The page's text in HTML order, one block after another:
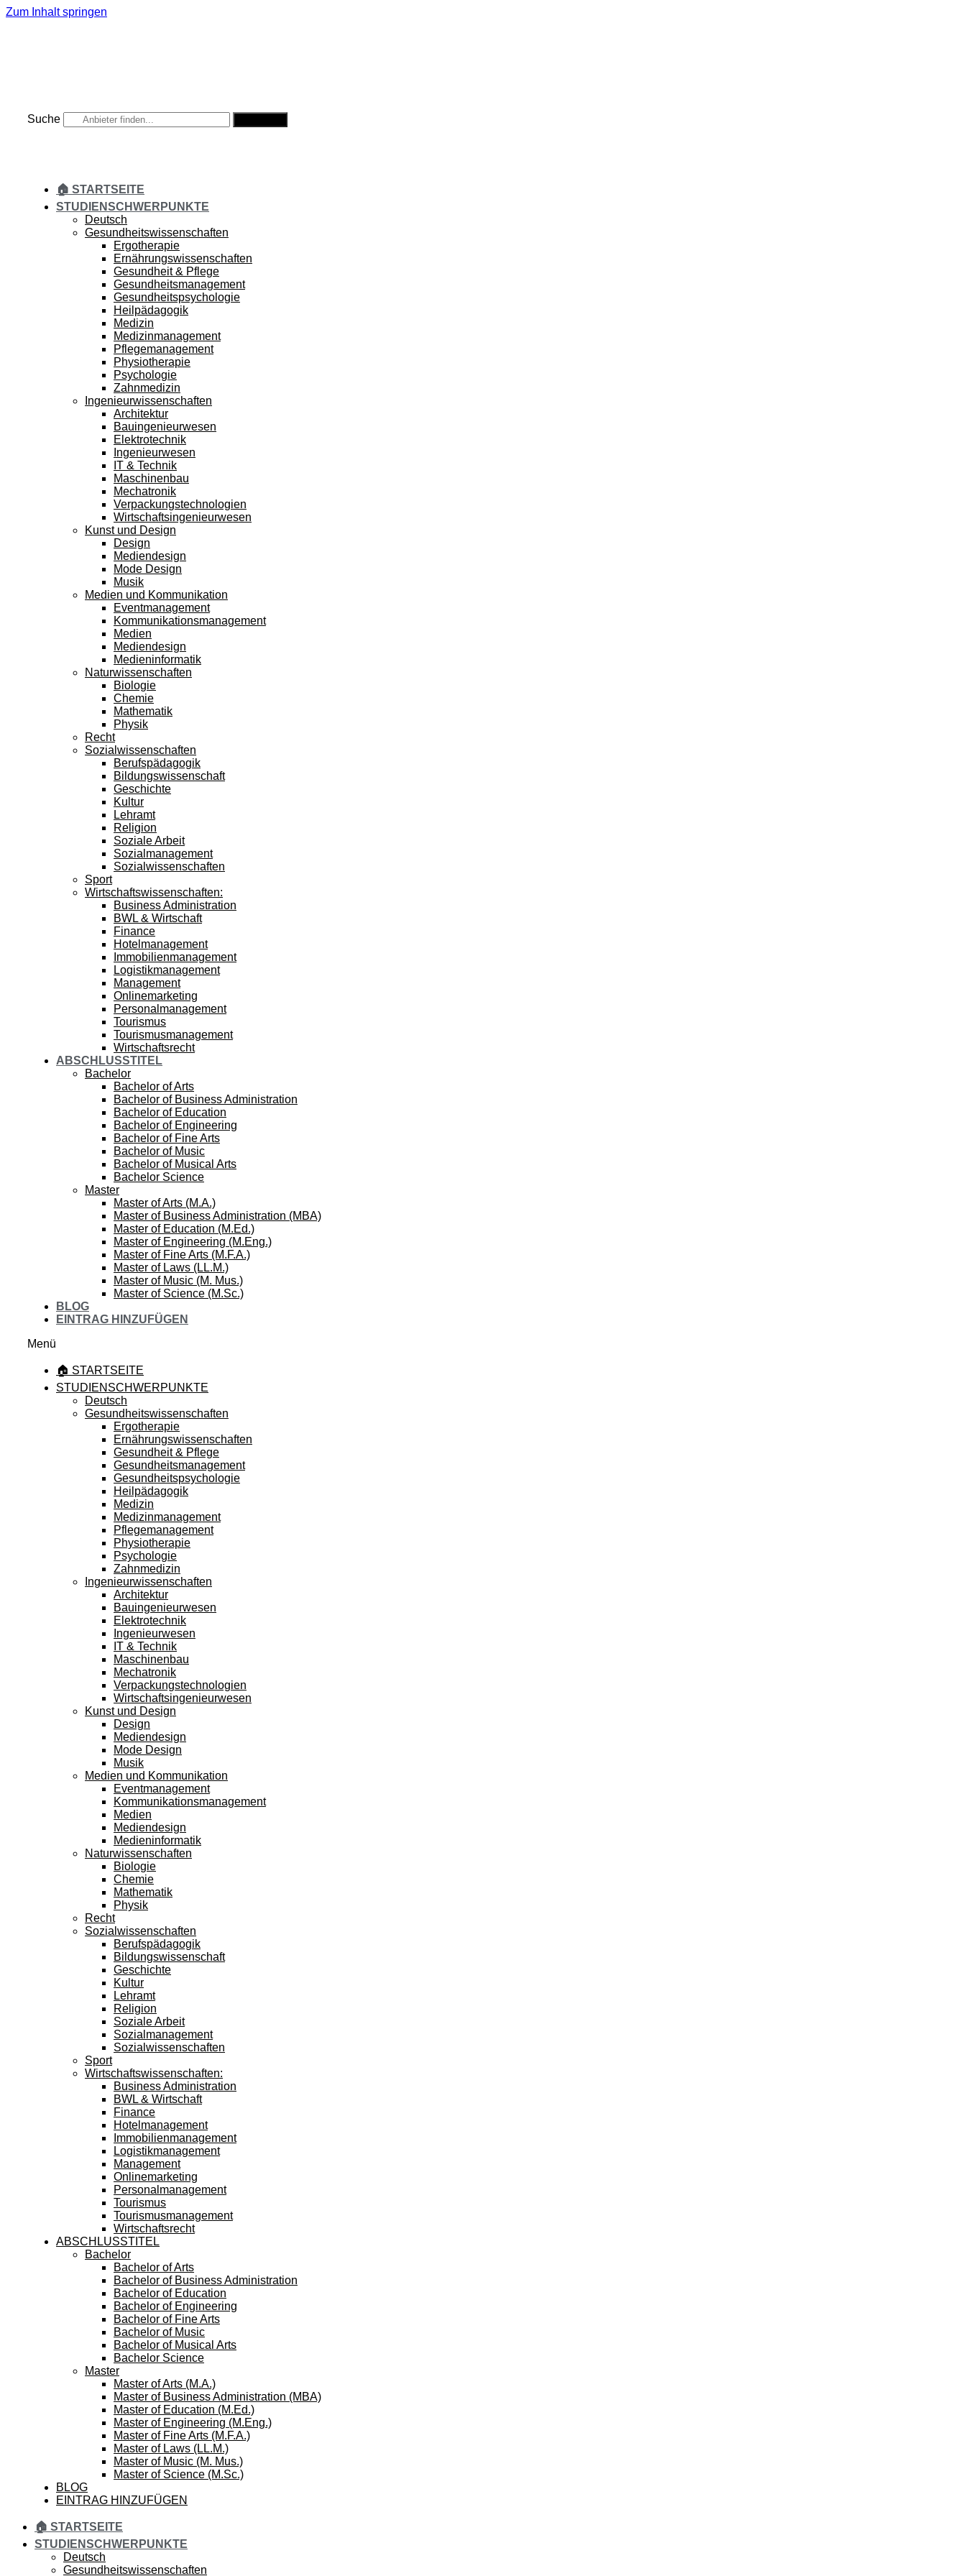
Zum Inhalt springen
Suche
🏠 STARTSEITE
STUDIENSCHWERPUNKTE
Deutsch
Gesundheitswissenschaften
Ergotherapie
Ernährungswissenschaften
Gesundheit & Pflege
Gesundheitsmanagement
Gesundheitspsychologie
Heilpädagogik
Medizin
Medizinmanagement
Pflegemanagement
Physiotherapie
Psychologie
Zahnmedizin
Ingenieurwissenschaften
Architektur
Bauingenieurwesen
Elektrotechnik
Ingenieurwesen
IT & Technik
Maschinenbau
Mechatronik
Verpackungstechnologien
Wirtschaftsingenieurwesen
Kunst und Design
Design
Mediendesign
Mode Design
Musik
Medien und Kommunikation
Eventmanagement
Kommunikationsmanagement
Medien
Mediendesign
Medieninformatik
Naturwissenschaften
Biologie
Chemie
Mathematik
Physik
Recht
Sozialwissenschaften
Berufspädagogik
Bildungswissenschaft
Geschichte
Kultur
Lehramt
Religion
Soziale Arbeit
Sozialmanagement
Sozialwissenschaften
Sport
Wirtschaftswissenschaften:
Business Administration
BWL & Wirtschaft
Finance
Hotelmanagement
Immobilienmanagement
Logistikmanagement
Management
Onlinemarketing
Personalmanagement
Tourismus
Tourismusmanagement
Wirtschaftsrecht
ABSCHLUSSTITEL
Bachelor
Bachelor of Arts
Bachelor of Business Administration
Bachelor of Education
Bachelor of Engineering
Bachelor of Fine Arts
Bachelor of Music
Bachelor of Musical Arts
Bachelor Science
Master
Master of Arts (M.A.)
Master of Business Administration (MBA)
Master of Education (M.Ed.)
Master of Engineering (M.Eng.)
Master of Fine Arts (M.F.A.)
Master of Laws (LL.M.)
Master of Music (M. Mus.)
Master of Science (M.Sc.)
BLOG
EINTRAG HINZUFÜGEN
Menü
🏠 STARTSEITE
STUDIENSCHWERPUNKTE
Deutsch
Gesundheitswissenschaften
Ergotherapie
Ernährungswissenschaften
Gesundheit & Pflege
Gesundheitsmanagement
Gesundheitspsychologie
Heilpädagogik
Medizin
Medizinmanagement
Pflegemanagement
Physiotherapie
Psychologie
Zahnmedizin
Ingenieurwissenschaften
Architektur
Bauingenieurwesen
Elektrotechnik
Ingenieurwesen
IT & Technik
Maschinenbau
Mechatronik
Verpackungstechnologien
Wirtschaftsingenieurwesen
Kunst und Design
Design
Mediendesign
Mode Design
Musik
Medien und Kommunikation
Eventmanagement
Kommunikationsmanagement
Medien
Mediendesign
Medieninformatik
Naturwissenschaften
Biologie
Chemie
Mathematik
Physik
Recht
Sozialwissenschaften
Berufspädagogik
Bildungswissenschaft
Geschichte
Kultur
Lehramt
Religion
Soziale Arbeit
Sozialmanagement
Sozialwissenschaften
Sport
Wirtschaftswissenschaften:
Business Administration
BWL & Wirtschaft
Finance
Hotelmanagement
Immobilienmanagement
Logistikmanagement
Management
Onlinemarketing
Personalmanagement
Tourismus
Tourismusmanagement
Wirtschaftsrecht
ABSCHLUSSTITEL
Bachelor
Bachelor of Arts
Bachelor of Business Administration
Bachelor of Education
Bachelor of Engineering
Bachelor of Fine Arts
Bachelor of Music
Bachelor of Musical Arts
Bachelor Science
Master
Master of Arts (M.A.)
Master of Business Administration (MBA)
Master of Education (M.Ed.)
Master of Engineering (M.Eng.)
Master of Fine Arts (M.F.A.)
Master of Laws (LL.M.)
Master of Music (M. Mus.)
Master of Science (M.Sc.)
BLOG
EINTRAG HINZUFÜGEN
🏠 STARTSEITE
STUDIENSCHWERPUNKTE
Deutsch
Gesundheitswissenschaften